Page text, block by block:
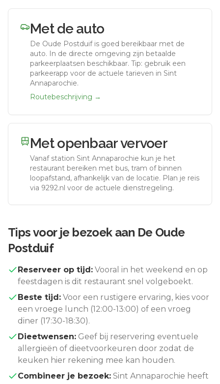
Met de auto
De Oude Postduifis goed bereikbaar met de
auto. In de directe omgeving zijn betaalde
parkeerplaatsen beschikbaar. Tip: gebruik een
parkeerapp voor de actuele tarieven in Sint
Annaparochie.
Routebeschrijving →
Met openbaar vervoer
Vanaf station Sint Annaparochie kun je het
restaurant bereiken met bus, tram of binnen
loopafstand, afhankelijk van de locatie. Plan je reis
via 9292.nl voor de actuele dienstregeling.
Tips voor je bezoek aan De Oude
Postduif
Reserveer op tijd: Vooral in het weekend en op
feestdagen is dit restaurant snel volgeboekt.
Beste tijd: Voor een rustigere ervaring, kies voor
een vroege lunch (12:00-13:00) of een vroeg
diner (17:30-18:30).
Dieetwensen: Geef bij reservering eventuele
allergieën of dieetvoorkeuren door zodat de
keuken hier rekening mee kan houden.
Combineer je bezoek: Sint Annaparochie heeft